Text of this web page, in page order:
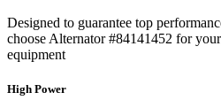
Designed to guarantee top
choose Alternator #84141452 for
equipment
High Power